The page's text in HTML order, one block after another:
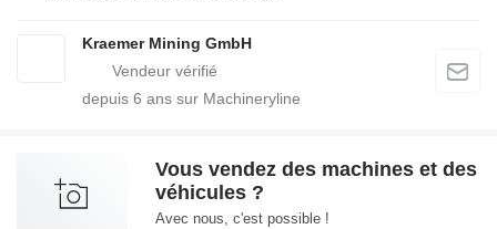
Kraemer Mining GmbH
depuis 6 ans sur Machineryline
Vous vendez des machines et des
véhicules ?
Avec nous, c'est possible !